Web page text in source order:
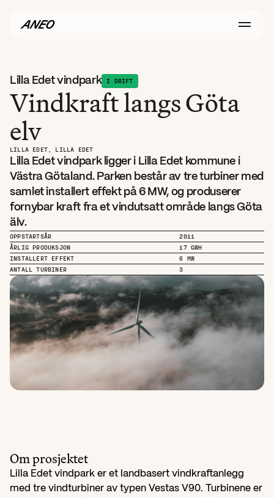
Lilla Edet vindpark I DRIFT
Vindkraft langs Göta
elv
LILLA EDET, LILLA EDET
Lilla Edet vindpark ligger i Lilla Edet kommune i
Västra Götaland. Parken består av tre turbiner med
samlet installert effekt på 6 MW, og produserer
fornybar kraft fra et vindutsatt område langs Göta
älv.
OPPSTARTSÅR
2011
ÅRLIG PRODUKSJON
17 GWH
INSTALLERT EFFEKT
6 MW
ANTALL TURBINER
3
Om prosjektet
Lilla Edet vindpark er et landbasert vindkraftanlegg
med tre vindturbiner av typen Vestas V90. Turbinene er